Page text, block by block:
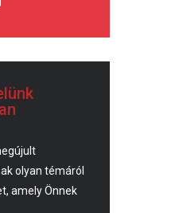
olyan témáról
amely Önnek